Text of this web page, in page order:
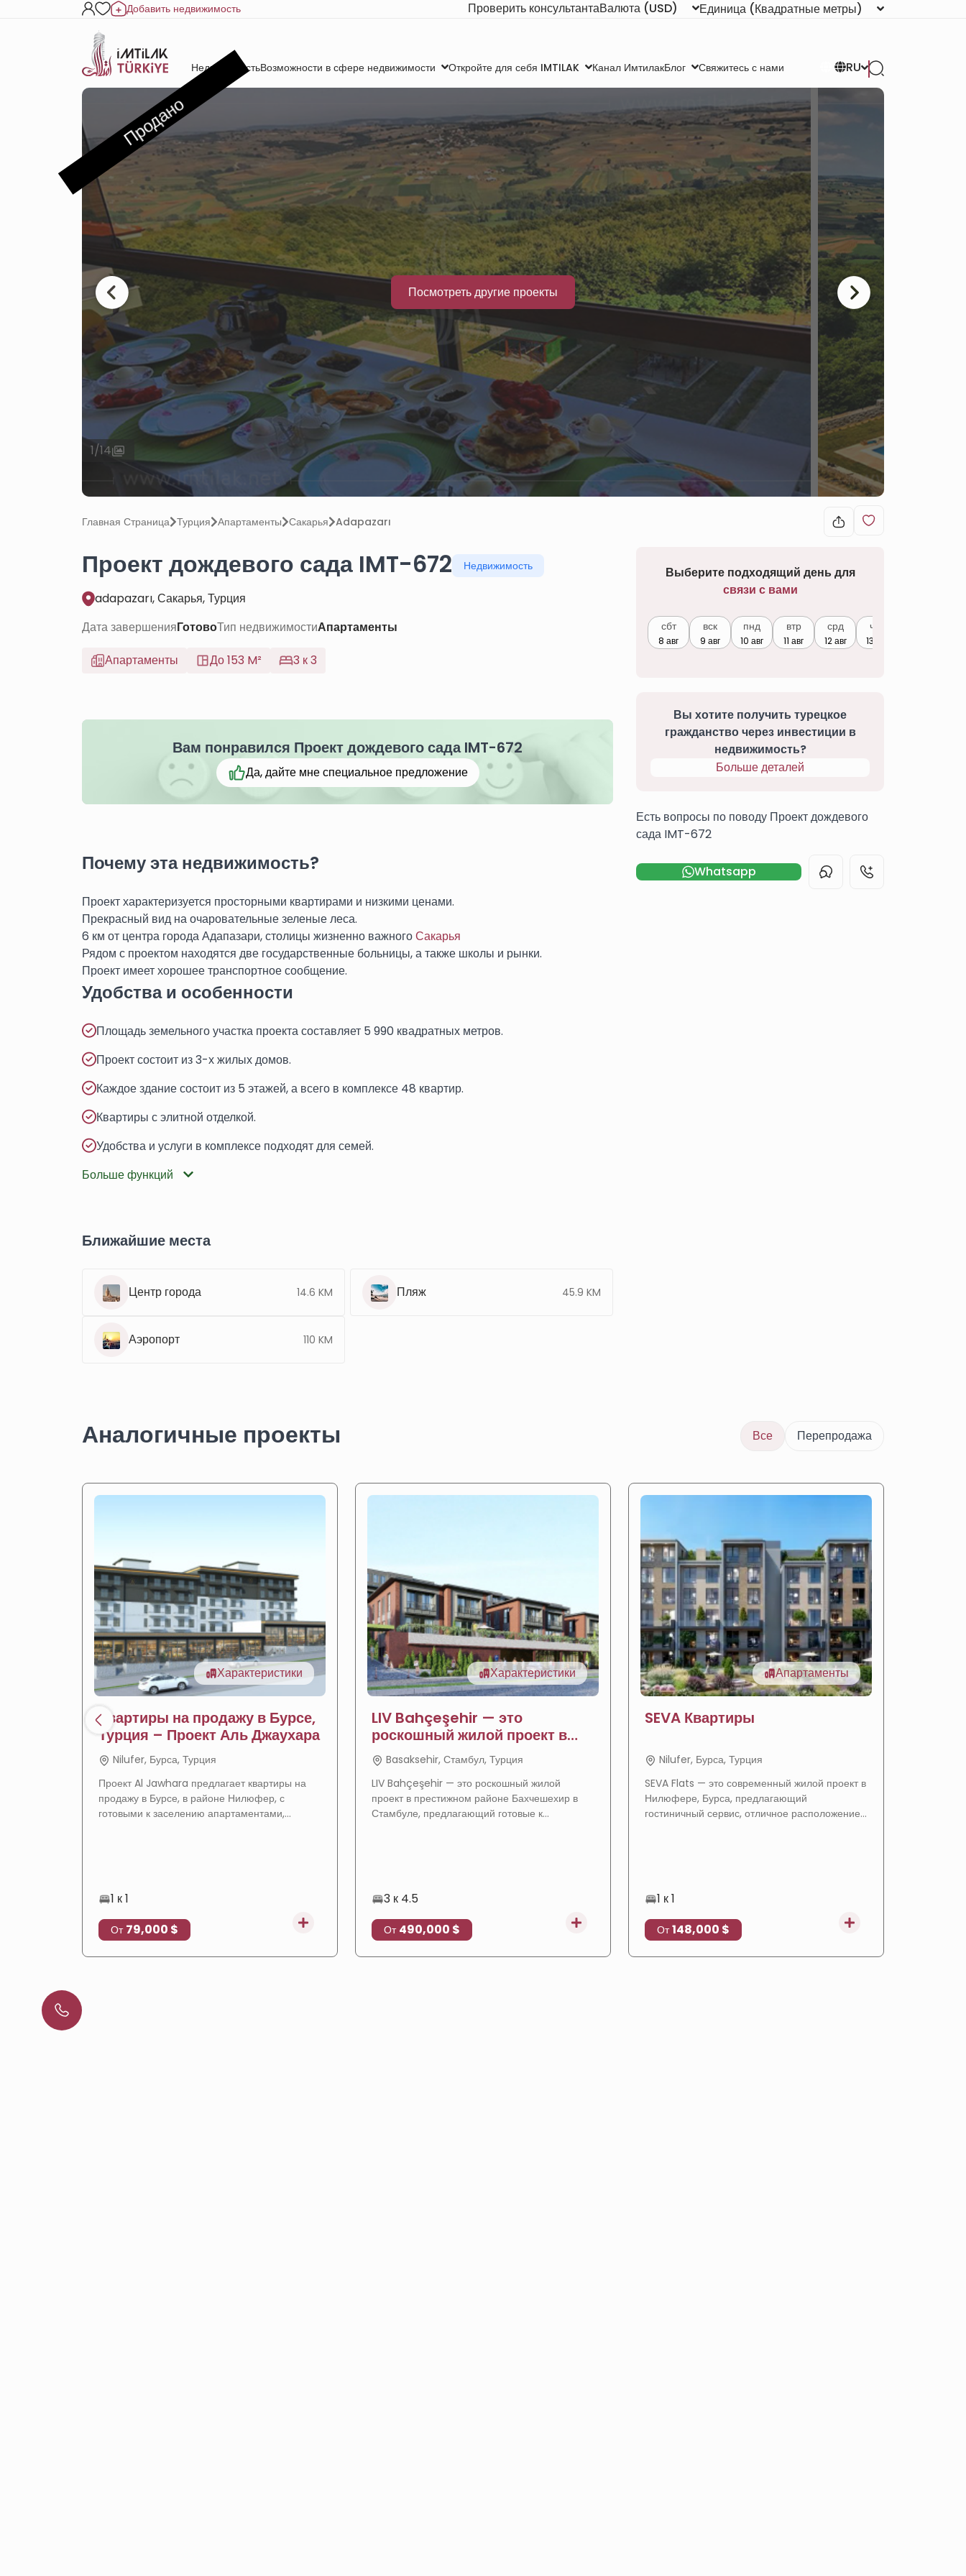
Добавить недвижимость Проверить консультантаВалюта (USD) Единица (Квадратные метры)
НедвижимостьВозможности в сфере недвижимости Откройте для себя IMTILAK Канал ИмтилакБлог Свяжитесь с нами RU
Продано
Посмотреть другие проекты
1/14
Главная Страница Турция Апартаменты Сакарья Adapazarı
Проект дождевого сада IMT-672 Недвижимость
adapazarı, Сакарья, Турция
Дата завершенияГотовоТип недвижимостиАпартаменты
Апартаменты
До 153 M² 3 к 3
Вам понравился Проект дождевого сада IMT-672
Да, дайте мне специальное предложение
Почему эта недвижимость?
Проект характеризуется просторными квартирами и низкими ценами.
Прекрасный вид на очаровательные зеленые леса.
6 км от центра города Адапазари, столицы жизненно важногоСакарья
Рядом с проектом находятся две государственные больницы, а также школы и рынки.
Проект имеет хорошее транспортное сообщение.
Удобства и особенности
Площадь земельного участка проекта составляет 5 990 квадратных метров.
Проект состоит из 3-х жилых домов.
Каждое здание состоит из 5 этажей, а всего в комплексе 48 квартир.
Квартиры с элитной отделкой.
Удобства и услуги в комплексе подходят для семей.
Больше функций
Ближайшие места
Центр города 14.6 KM Пляж 45.9 KM
Аэропорт 110 KM
Выберите подходящий день для
связи с вами
сбт
8 авг
вск
9 авг
пнд
10 авг
втр
11 авг
срд
12 авг
чтв
13 авг
Вы хотите получить турецкое
гражданство через инвестиции в
недвижимость?
Больше деталей
Есть вопросы по поводу Проект дождевого
сада IMT-672
Whatsapp
Аналогичные проекты Все Перепродажа
Характеристики
Квартиры на продажу в Бурсе,
Турция – Проект Аль Джаухара
Nilufer, Бурса, Турция
Проект Al Jawhara предлагает квартиры на
продажу в Бурсе, в районе Нилюфер, с
готовыми к заселению апартаментами,
1 к 1
От 79,000 $
Характеристики
LIV Bahçeşehir — это
роскошный жилой проект в
Стамбуле
Basaksehir, Стамбул, Турция
LIV Bahçeşehir — это роскошный жилой
проект в престижном районе Бахчешехир в
Стамбуле, предлагающий готовые к
3 к 4.5
От 490,000 $
Апартаменты
SEVA Квартиры
Nilufer, Бурса, Турция
SEVA Flats — это современный жилой проект в
Нилюфере, Бурса, предлагающий
гостиничный сервис, отличное расположение
1 к 1
От 148,000 $